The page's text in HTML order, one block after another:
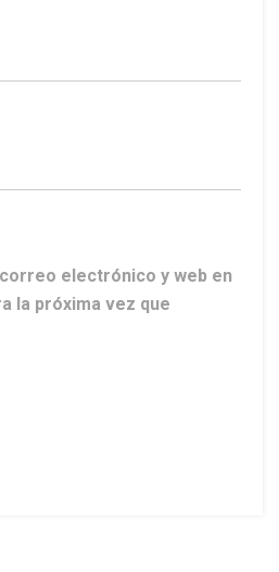
electrónico y web en
la próxima vez que